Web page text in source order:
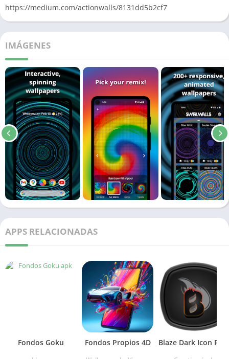
https://medium.com/actionwalls/8131dd5b2cf7
IMÁGENES
APPS RELACIONADAS
Fondos Goku Fondos Propios 4D